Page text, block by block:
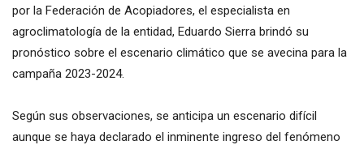
por la Federación de Acopiadores, el especialista en
agroclimatología de la entidad, Eduardo Sierra brindó su
pronóstico sobre el escenario climático que se avecina para la
campaña 2023-2024.
Según sus observaciones, se anticipa un escenario difícil
aunque se haya declarado el inminente ingreso del fenómeno